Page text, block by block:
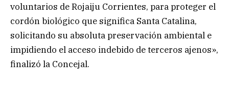
voluntarios de Rojaiju Corrientes, para proteger el
cordón biológico que significa Santa Catalina,
solicitando su absoluta preservación ambiental e
impidiendo el acceso indebido de terceros ajenos»,
finalizó la Concejal.